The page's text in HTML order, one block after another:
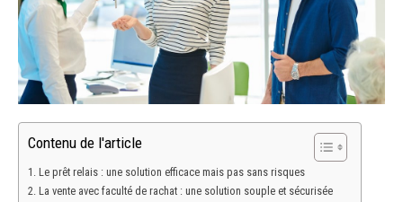
Contenu de l'article
Le prêt relais : une solution efficace mais pas sans risques
La vente avec faculté de rachat : une solution souple et sécurisée